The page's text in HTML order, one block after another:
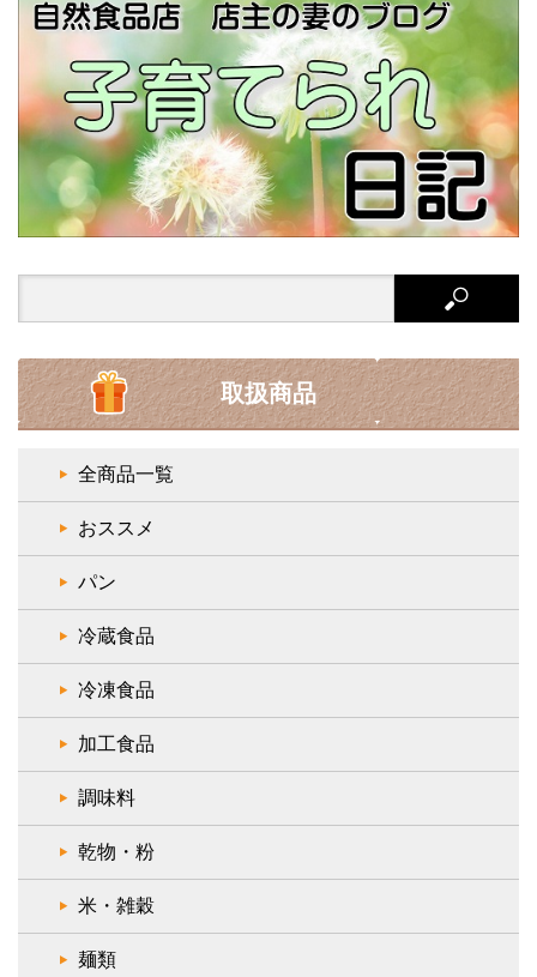
取扱商品
全商品一覧
おススメ
パン
冷蔵食品
冷凍食品
加工食品
調味料
乾物・粉
米・雑穀
麺類